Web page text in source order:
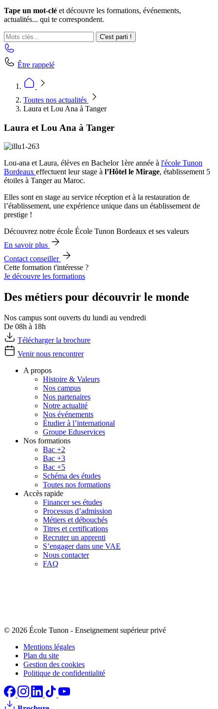
Tape un mot-clé et découvre les formations, événements,
actualités... qui te correspondent.
C'est parti !
Être rappelé
Toutes nos actualités
Laura et Lou Ana à Tanger
Laura et Lou Ana à Tanger
Lou-ana et Laura, élèves en Bachelor 1ère année à l'école Tunon
Bordeaux effectuent leur stage à l’Hôtel le Mirage, établissement 5
étoiles à Tanger au Maroc.
Elles sont en stage au service réception et à la restauration de
l’établissement, une expérience unique dans un établissement de
prestige !
Découvrez notre école École Tunon Bordeaux et ses valeurs
En savoir plus
Contact conseiller
Cette formation t'intéresse ?
Je découvre les formations
Des métiers pour découvrir le monde
Nos campus sont ouverts du lundi au vendredi
De 08h à 18h
Télécharger la brochure
Venir nous rencontrer
A propos
Histoire & Valeurs
Nos campus
Nos partenaires
Notre actualité
Nos événements
Étudier à l’international
Groupe Eduservices
Nos formations
Bac +2
Bac +3
Bac +5
Schéma des études
Toutes nos formations
Accès rapide
Financer ses études
Processus d’admission
Métiers et débouchés
Titres et certifications
Recruter un apprenti
S’engager dans une VAE
Nous contacter
FAQ
© 2026 École Tunon - Enseignement supérieur privé
Mentions légales
Plan du site
Gestion des cookies
Politique de confidentialité